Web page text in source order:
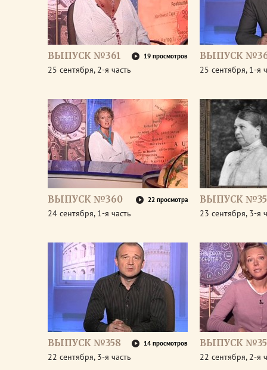
ВЫПУСК №361 19 просмотров
25 сентября, 2-я часть
ВЫПУСК
25 сентября, 1-я
ВЫПУСК №360 22 просмотра
24 сентября, 1-я часть
ВЫПУСК
23 сентября, 3-я
ВЫПУСК №358 14 просмотров
22 сентября, 3-я часть
ВЫПУСК
22 сентября, 2-я